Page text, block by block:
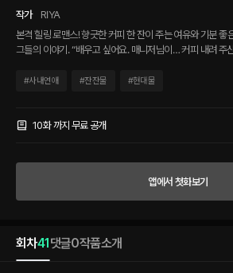
작가
RIYA
본격 힐링 로맨스! 향긋한 커피 한 잔이 주는 여유와 기분 좋은 설렘, 그와 함께 하기 좋은
그들의 이야기. “배우고 싶어요. 매니저님이… 커피 내려 주신 거에 반했거든요.” 조윤영,
드드립 카페. 그곳에서 만난 바리스타, 승준에게서 눈을 뗄 수가 없다. 어쩐지 그가 내려
리스타가 된 남자. 커피라고는 믹스밖에 모른다는 초짜 아르바이트 윤영을 그저 귀엽다
#사내연애 #잔잔물 #현대물
10화 까지 무료 공개
앱에서 첫화보기
회차41댓글0작품소개